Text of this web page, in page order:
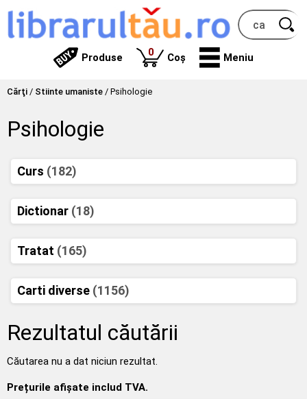
Produse 0produse
Coș Meniu
Cărţi / Stiinte umaniste / Psihologie
Psihologie
Curs (182)
Dictionar (18)
Tratat (165)
Carti diverse (1156)
Rezultatul căutării
Căutarea nu a dat niciun rezultat.
Prețurile afișate includ TVA.